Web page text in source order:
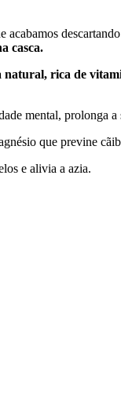
acabamos
casca.
natural, rica de
mental, prolonga
que previne
e alivia a azia.